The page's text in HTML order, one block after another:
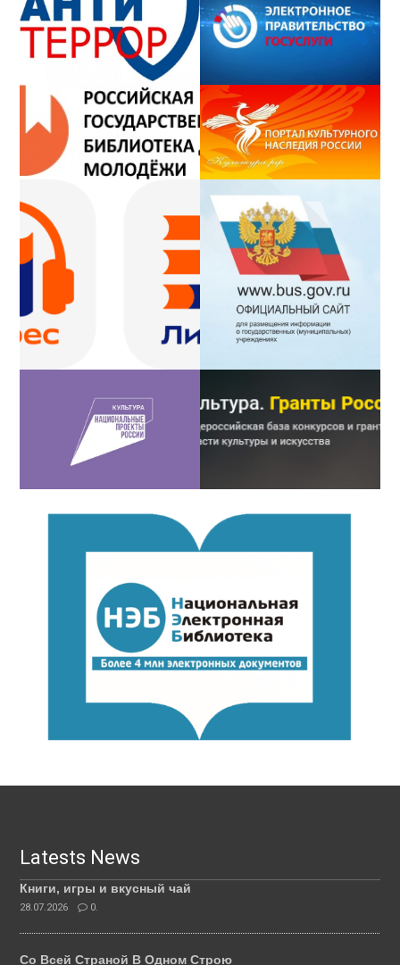
Latests News
Книги, игры и вкусный чай
28.07.2026 0.
Со Всей Страной В Одном Строю